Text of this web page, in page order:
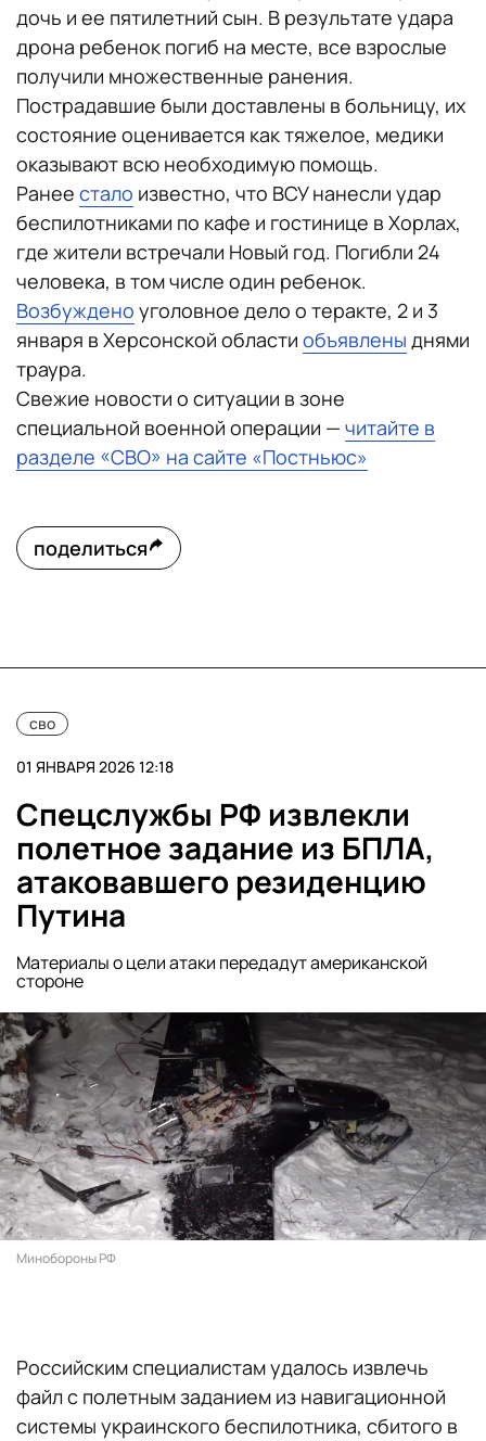
дочь и ее пятилетний сын. В результате удара
дрона ребенок погиб на месте, все взрослые
получили множественные ранения.
Пострадавшие были доставлены в больницу, их
состояние оценивается как тяжелое, медики
оказывают всю необходимую помощь.
Ранее стало известно, что ВСУ нанесли удар
беспилотниками по кафе и гостинице в Хорлах,
где жители встречали Новый год. Погибли 24
человека, в том числе один ребенок.
Возбуждено уголовное дело о теракте, 2 и 3
января в Херсонской области объявлены днями
траура.
Свежие новости о ситуации в зоне
специальной военной операции — читайте в
разделе «СВО» на сайте «Постньюс»
поделиться
сво
01 ЯНВАРЯ 2026 12:18
Спецслужбы РФ извлекли
полетное задание из БПЛА,
атаковавшего резиденцию
Путина
Материалы о цели атаки передадут американской
стороне
Минобороны РФ
Российским специалистам удалось извлечь
файл с полетным заданием из навигационной
системы украинского беспилотника, сбитого в